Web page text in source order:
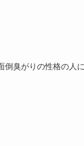
臭がりの性格の人